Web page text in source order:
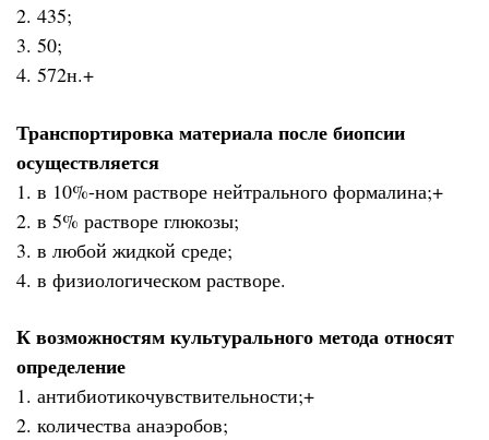
2. 435;
3. 50;
4. 572н.+
Транспортировка материала после биопсии
осуществляется
1. в 10%-ном растворе нейтрального формалина;+
2. в 5% растворе глюкозы;
3. в любой жидкой среде;
4. в физиологическом растворе.
К возможностям культурального метода относят
определение
1. антибиотикочувствительности;+
2. количества анаэробов;